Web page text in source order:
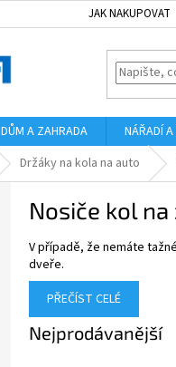
JAK NAKUPOVAT
DŮM A ZAHRADA NÁŘADÍ
Držáky na kola na auto
Nosiče kol
V případě, že nemáte
dveře.
PŘEČÍST CELÉ
Nejprodávanější